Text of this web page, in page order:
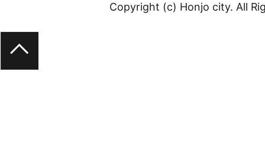
Copyright (c) Honjo city. All